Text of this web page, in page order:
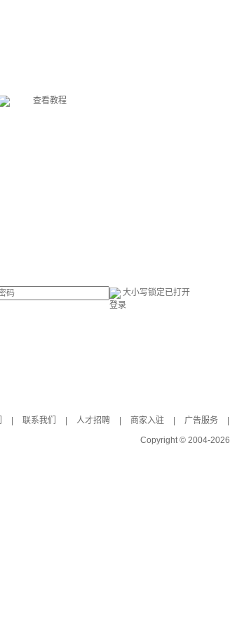
查看教程
大小写锁定已打开
登录
联系我们 人才招聘 商家入驻 广告服务
Copyright © 2004-2026